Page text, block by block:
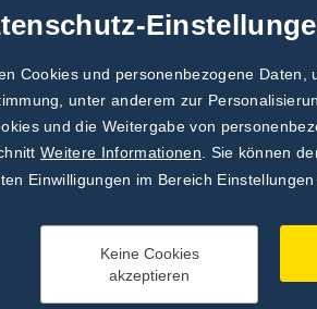
Cookies und personenbezogene Daten,
unter anderem zur
und die Weitergabe von
Weitere Informationen . Sie können
Einwilligungen im Bereich Einstellungen
Keine Cookies
akzeptieren